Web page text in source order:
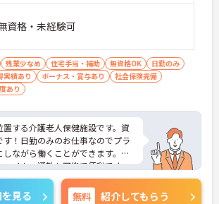
資格・未経験可
残業少なめ 住宅手当・補助 無資格OK
日勤のみ
実績あり
ボーナス・賞与あり
社会保険完備
あり
置する介護老人保健施設です。資
！日勤のみのお仕事なのでプラ
ながら働くことができます。無
イカー通勤も可能で便利です。
方はお気軽にお問い合わせくださ
見る 無料 紹介してもらう